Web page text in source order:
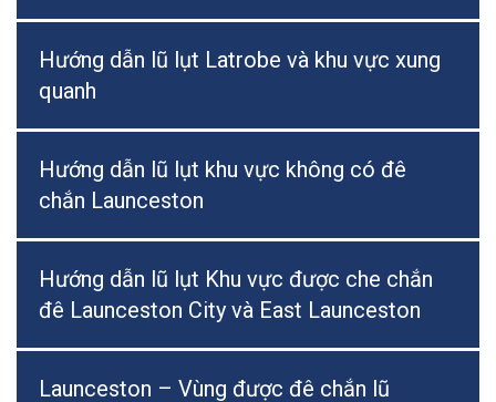
Hướng dẫn lũ lụt Latrobe và khu vực xung
quanh
Hướng dẫn lũ lụt khu vực không có đê
chắn Launceston
Hướng dẫn lũ lụt Khu vực được che chắn
đê Launceston City và East Launceston
Launceston – Vùng được đê chắn lũ